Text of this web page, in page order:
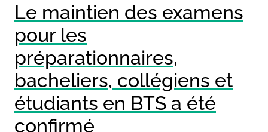
Le maintien des examens
pour les
préparationnaires,
bacheliers, collégiens et
étudiants en BTS a été
confirmé